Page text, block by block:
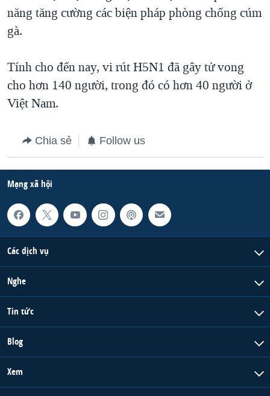
năng tăng cường các biện pháp phòng chống cúm
gà.
Tính cho đến nay, vi rút H5N1 đã gây tử vong
cho hơn 140 người, trong đó có hơn 40 người ở
Việt Nam.
Chia sẻ Follow us
Mạng xã hội
Các dịch vụ
Nghe
Tin tức
Blog
Xem